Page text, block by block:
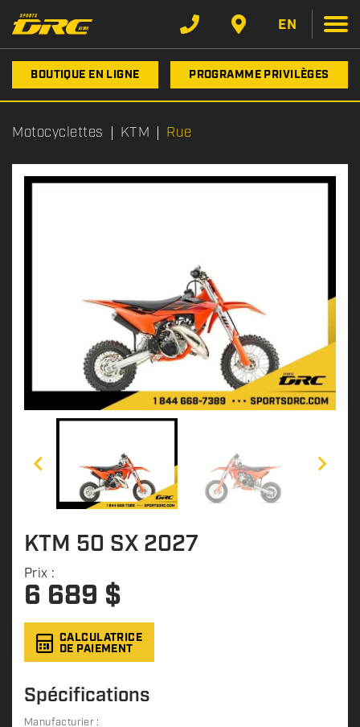
EN
BOUTIQUE EN LIGNE PROGRAMME PRIVILÈGES
Motocyclettes KTM Rue
KTM 50 SX 2027
Prix :
6 689 $
CALCULATRICE
DE PAIEMENT
Spécifications
Manufacturier :